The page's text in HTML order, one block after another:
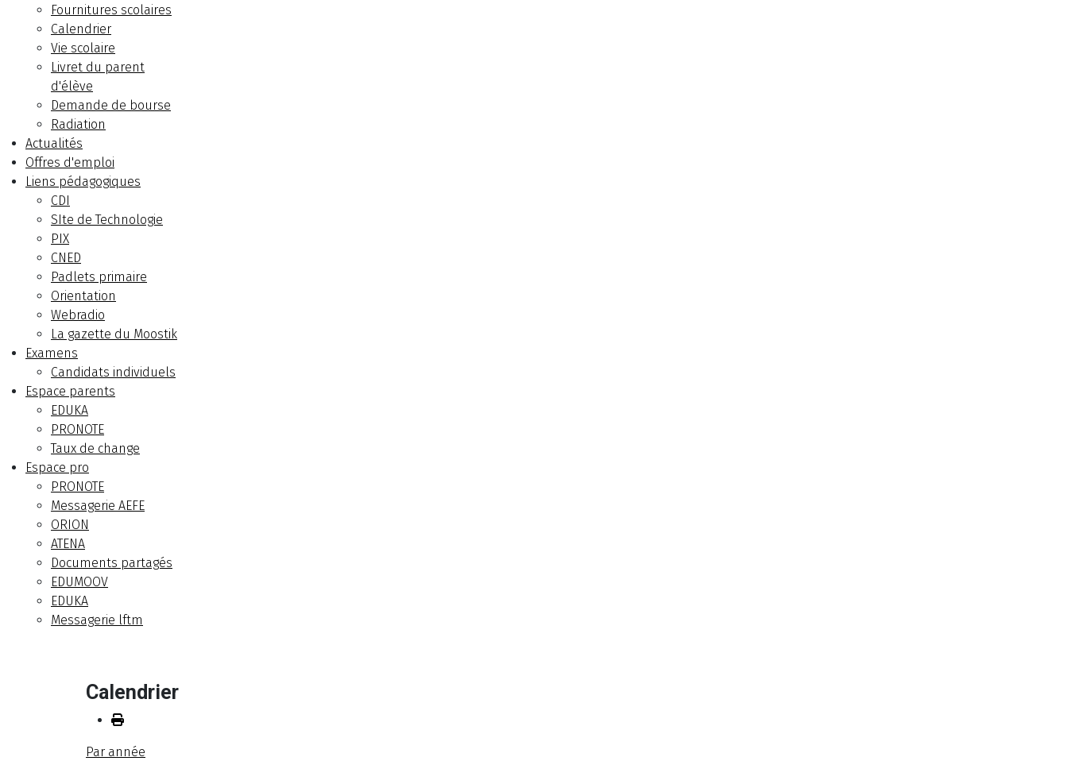
Fournitures scolaires
Calendrier
Vie scolaire
Livret du parent
d'élève
Demande de bourse
Radiation
Actualités
Offres d'emploi
Liens pédagogiques
CDI
SIte de Technologie
PIX
CNED
Padlets primaire
Orientation
Webradio
La gazette du Moostik
Examens
Candidats individuels
Espace parents
EDUKA
PRONOTE
Taux de change
Espace pro
PRONOTE
Messagerie AEFE
ORION
ATENA
Documents partagés
EDUMOOV
EDUKA
Messagerie lftm
Calendrier
Par année